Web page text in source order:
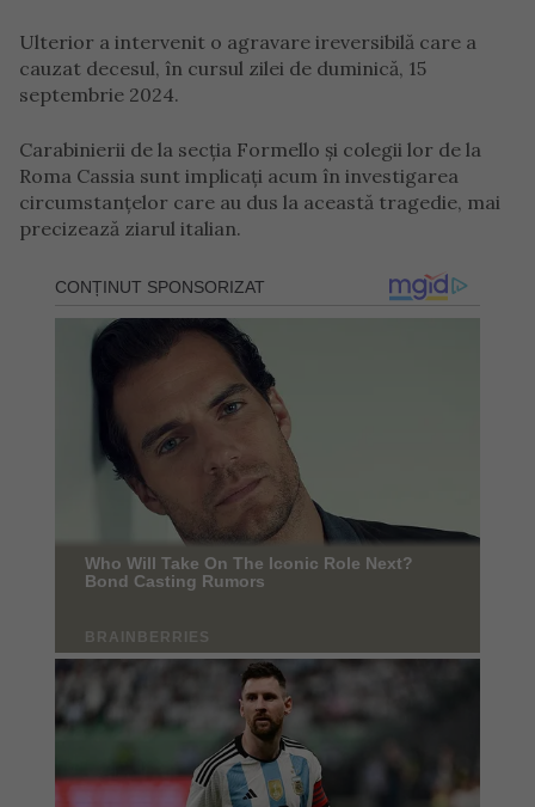
Ulterior a intervenit o agravare ireversibilă care a
cauzat decesul, în cursul zilei de duminică, 15
septembrie 2024.
Carabinierii de la secția Formello și colegii lor de la
Roma Cassia sunt implicați acum în investigarea
circumstanțelor care au dus la această tragedie, mai
precizează ziarul italian.